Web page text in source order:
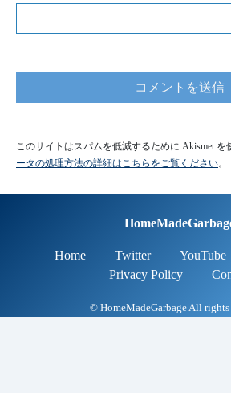
このサイトはスパムを低減するために Akismet を
ータの処理方法の詳細はこちらをご覧ください。
Home Twitter YouTube
Privacy Policy
© HomeMadeGarbage All rights